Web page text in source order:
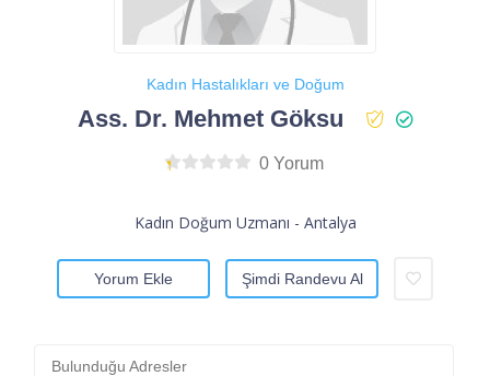
Kadın Hastalıkları ve Doğum
Ass. Dr. Mehmet Göksu
0 Yorum
Kadın Doğum Uzmanı - Antalya
Yorum Ekle Şimdi Randevu Al
Bulunduğu Adresler